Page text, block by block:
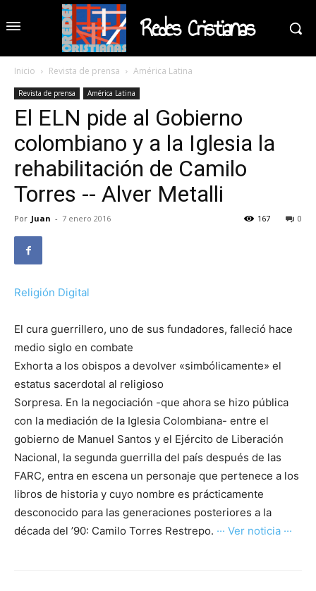
Redes Cristianas
Inicio Revista de prensa América Latina
Revista de prensa América Latina
El ELN pide al Gobierno
colombiano y a la Iglesia la
rehabilitación de Camilo
Torres -- Alver Metalli
Por Juan - 7 enero 2016 0
167
Religión Digital
El cura guerrillero, uno de sus fundadores, falleció hace
medio siglo en combate
Exhorta a los obispos a devolver «simbólicamente» el
estatus sacerdotal al religioso
Sorpresa. En la negociación -que ahora se hizo pública
con la mediación de la Iglesia Colombiana- entre el
gobierno de Manuel Santos y el Ejército de Liberación
Nacional, la segunda guerrilla del país después de las
FARC, entra en escena un personaje que pertenece a los
libros de historia y cuyo nombre es prácticamente
desconocido para las generaciones posteriores a la
década del ’90: Camilo Torres Restrepo. ··· Ver noticia ···